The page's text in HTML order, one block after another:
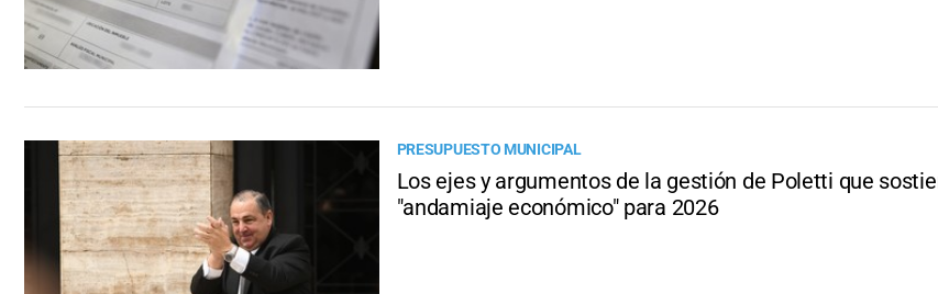
PRESUPUESTO MUNICIPAL
Los ejes y argumentos de la gestión de Poletti que
"andamiaje económico" para 2026